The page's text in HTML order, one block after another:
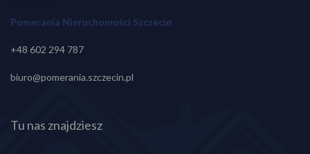
Pomerania Nieruchomości Szczecin
+48 602 294 787
biuro@pomerania.szczecin.pl
Tu nas znajdziesz